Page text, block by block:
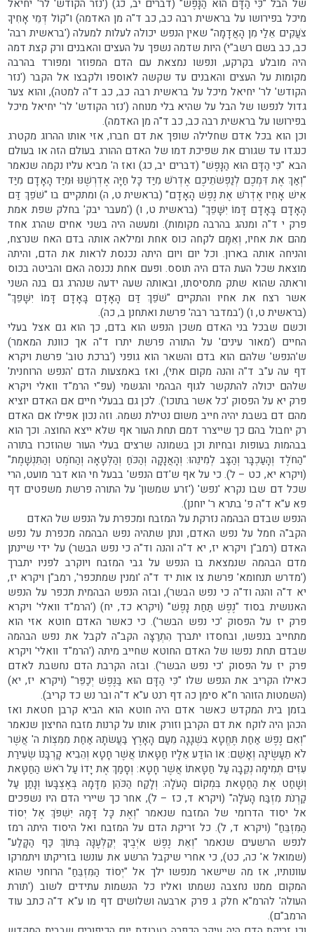
של הבל "כִּי הַדָּם הוּא הַנָּפֶשׁ" (דברים יב, כג) ('נזר הקודש' לר' יחיאל
מיכל בפירושו על בראשית רבה כב, כב ד"ה מן האדמה) ו"קוֹל דְּמֵי אָחִיךָ
צֹעֲקִים אֵלַי מִן הָאֲדָמָה" שאין הנפש יכולה לעלות למעלה ('בראשית רבה'
כב, כב בשם רשב"י) היות שדמה נשפך על העצים והאבנים ורק קצת דמה
היה מובלע בקרקע, ונפשו נמצאת עם הדם המפוזר ומפורד בהרבה
מקומות על העצים והאבנים עד שקשה לאוספו ולקבצו אל הקבר ('נזר
הקודש' לר' יחיאל מיכל על בראשית רבה כב, כב ד"ה למטה), והוא צער
גדול לנפשו של הבל על שהיא בלי מנוחה ('נזר הקודש' לר' יחיאל מיכל
בפירושו על בראשית רבה כב, כב ד"ה מן האדמה).
וכן הוא בכל אדם שחלילה שופך את דם חברו, אזי אותו ההרוג מקטרג
כנגדו עד שגורם את שפיכת דמו של האדם ההורג בעולם הזה או בעולם
הבא "כִּי הַדָּם הוּא הַנָּפֶשׁ" (דברים יב, כג) ואז ה' מביא עליו נקמה שנאמר
"וְאַךְ אֶת דִּמְכֶם לְנַפְשֹׁתֵיכֶם אֶדְרֹשׁ מִיַּד כָּל חַיָּה אֶדְרְשֶׁנּוּ וּמִיַּד הָאָדָם מִיַּד
אִישׁ אָחִיו אֶדְרֹשׁ אֶת נֶפֶשׁ הָאָדָם" (בראשית ט, ה) ומתקיים בו "שֹׁפֵךְ דַּם
הָאָדָם בָּאָדָם דָּמוֹ יִשָּׁפֵךְ" (בראשית ט, ו) ('מעבר יבק' בחלק שפת אמת
פרק י ד"ה ומנהג בהרבה מקומות). ומעשה היה בשני אחים שהרג אחד
מהם את אחיו, וְאִמָּם לקחה כוס אחת ומילאה אותה בדם האח שנרצח,
והניחה אותה בארון. וכל יום ויום היתה נכנסת לראות את הדם, והיתה
מוצאת שכל העת הדם היה תוסס. ופעם אחת נכנסה האם והביטה בכוס
וראתה שהוא שתק מתסיסתו, ובאותה שעה ידעה שנהרג גם בנה השני
אשר רצח את אחיו והתקיים "שֹׁפֵךְ דַּם הָאָדָם בָּאָדָם דָּמוֹ יִשָּׁפֵךְ"
(בראשית ט, ו) ('במדבר רבה' פרשת ואתחנן ב, כה).
וכשם שבכל בני האדם משכן הנפש הוא בדם, כך הוא גם אצל בעלי
החיים ('מאור עינים' על התורה פרשת יתרו ד"ה אך כוונת המאמר)
ש'הנפש' שלהם הוא בדם והשאר הוא גופני ('ברכת טוב' פרשת ויקרא
דף עה ע"ב ד"ה והנה מקום אתי), ואז באמצעות הדם 'הנפש הרוחנית'
שלהם יכולה להתקשר לגוף הבהמי והגשמי (עפ"י הרמ"ד וואלי ויקרא
פרק יא על הפסוק 'כל אשר בתוכו'). לכן גם בבעלי חיים אם האדם יוציא
מהם דם בשבת יהיה חייב משום נטילת נשמה. וזה נכון אפילו אם האדם
רק יחבול בהם כך שייצרר דמם תחת העור אף שלא ייצא החוצה. וכך הוא
בבהמות בעופות ובחיות וכן בשמונה שרצים בעלי העור שהוזכרו בתורה
"הַחֹלֶד וְהָעַכְבָּר וְהַצָּב לְמִינֵהוּ: וְהָאֲנָקָה וְהַכֹּחַ וְהַלְּטָאָה וְהַחֹמֶט וְהַתִּנְשָׁמֶת"
(ויקרא יא, כט – ל). כי על אף ש'דם הנפש' בבעל חי הוא דבר מועט, הרי
שכל דם שבו נקרא 'נפש' ('זרע שמשון' על התורה פרשת משפטים דף
פא ע"א ד"ה פ' בתרא ר' יוחנן).
הנפש שבדם הבהמה נזרקת על המזבח ומכפרת על הנפש של האדם
הקב"ה חמל על נפש האדם, ונתן שתהיה נפש הבהמה מכפרת על נפש
האדם (רמב"ן ויקרא יז, יא ד"ה והנה וד"ה כי נפש הבשר) על ידי שיינתן
מדם הבהמה שנמצאת בו הנפש על גבי המזבח ויוקרב לפניו יתברך
('מדרש תנחומא' פרשת צו אות יד ד"ה 'ומנין שמתכפר', רמב"ן ויקרא יז,
יא ד"ה והנה וד"ה כי נפש הבשר), ובזה הנפש הבהמית תכפר על הנפש
האנושית בסוד "נֶפֶשׁ תַּחַת נָפֶשׁ" (ויקרא כד, יח) ('הרמ"ד וואלי' ויקרא
פרק יז על הפסוק 'כי נפש הבשר'). כי כאשר האדם חוטא אזי הוא
מתחייב בנפשו, ובחסדו יתברך הִתְרַצָּה הקב"ה לקבל את נפש הבהמה
שבדם תחת נפשו של האדם החוטא שחייב מיתה ('הרמ"ד וואלי' ויקרא
פרק יז על הפסוק 'כי נפש הבשר'). ובזה הקרבת הדם נחשבת לאדם
כאילו הקריב את הנפש שלו "כִּי הַדָּם הוּא בַּנֶּפֶשׁ יְכַפֵּר" (ויקרא יז, יא)
(השמטות הזוהר ח"א סימן כה דף רנט ע"א ד"ה ובר נש כד קריב).
בזמן בית המקדש כאשר אדם היה חוטא הוא הביא קרבן חטאת ואז
הכהן היה לוקח את דם הקרבן וזורק אותו על קרנות מזבח החיצון שנאמר
"וְאִם נֶפֶשׁ אַחַת תֶּחֱטָא בִשְׁגָגָה מֵעַם הָאָרֶץ בַּעֲשׂתָהּ אַחַת מִמִּצְוֹת ה' אֲשֶׁר
לֹא תֵעָשֶׂינָה וְאָשֵׁם: אוֹ הוֹדַע אֵלָיו חַטָּאתוֹ אֲשֶׁר חָטָא וְהֵבִיא קָרְבָּנוֹ שְׂעִירַת
עִזִּים תְּמִימָה נְקֵבָה עַל חַטָּאתוֹ אֲשֶׁר חָטָא: וְסָמַךְ אֶת יָדוֹ עַל רֹאשׁ הַחַטָּאת
וְשָׁחַט אֶת הַחַטָּאת בִּמְקוֹם הָעֹלָה: וְלָקַח הַכֹּהֵן מִדָּמָהּ בְּאֶצְבָּעוֹ וְנָתַן עַל
קַרְנֹת מִזְבַּח הָעֹלָה" (ויקרא ד, כז – ל), אחר כך שיירי הדם היו נשפכים
אל יסוד הדרומי של המזבח שנאמר "וְאֶת כָּל דָּמָהּ יִשְׁפֹּךְ אֶל יְסוֹד
הַמִּזְבֵּחַ" (ויקרא ד, ל). כל זריקת הדם על המזבח ואל היסוד היתה רמז
לנפש הרשעים שנאמר "וְאֵת נֶפֶשׁ אֹיְבֶיךָ יְקַלְּעֶנָּה בְּתוֹךְ כַּף הַקָּלַע"
(שמואל א' כה, כט), כי אחרי שיקבל הרשע את עונשו בזריקתו ויתמרקו
עוונותיו, אז מה שיישאר מנפשו ילך אל "יְסוֹד הַמִּזְבֵּחַ" הרוחני שהוא
המקום ממנו נחצבה נשמתו ואליו כל הנשמות עתידים לשוב ('תורת
העולה' להרמ"א חלק ג פרק ארבעה ושלושים דף מו ע"א ד"ה כתב עוד
הרמב"ם).